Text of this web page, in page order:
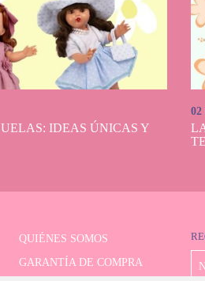
IDEAS ÚNICAS Y
02
QUIÉNES SOMOS
GARANTÍA DE COMPRA